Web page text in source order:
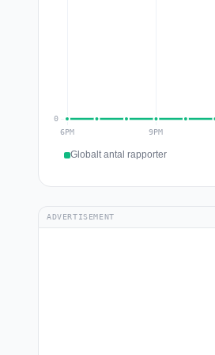
Globalt antal rapporter
ADVERTISEMENT